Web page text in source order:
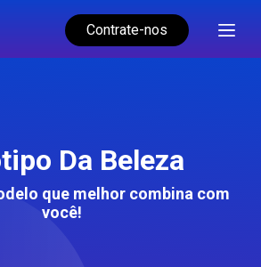
Contrate-nos
Da Beleza
que melhor combina com
você!